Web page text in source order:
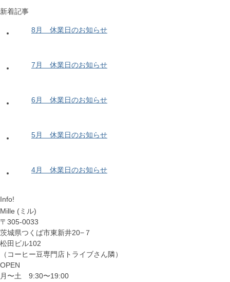
新着記事
8月 休業日のお知らせ
7月 休業日のお知らせ
6月 休業日のお知らせ
5月 休業日のお知らせ
4月 休業日のお知らせ
Info!
Mille (ミル)
〒305-0033
茨城県つくば市東新井20−７
松田ビル102
（コーヒー豆専門店トライブさん隣）
OPEN
月〜土 9:30〜19:00